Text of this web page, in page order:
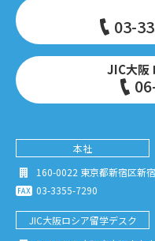
03-
JIC大阪
本社
160-0022 東京都新宿区新
03-3355-7290
JIC大阪ロシア留学デスク